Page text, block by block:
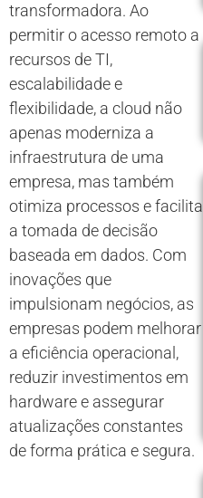
transformadora. Ao
permitir o acesso remoto a
recursos de TI,
escalabilidade e
flexibilidade, a cloud não
apenas moderniza a
infraestrutura de uma
empresa, mas também
otimiza processos e facilita
a tomada de decisão
baseada em dados. Com
inovações que
impulsionam negócios, as
empresas podem melhorar
a eficiência operacional,
reduzir investimentos em
hardware e assegurar
atualizações constantes
de forma prática e segura.